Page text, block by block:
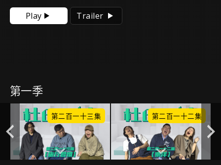
Play Trailer
第一季
第二百一十三集 第二百一十二集